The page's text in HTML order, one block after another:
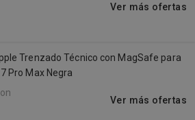
Ver más ofertas
Trenzado Técnico con MagSafe para
Pro Max Negra
Ver más ofertas